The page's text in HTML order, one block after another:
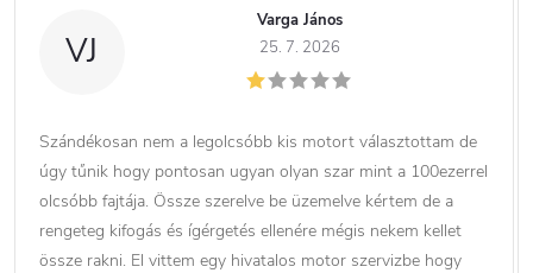
VJ
Varga János
25. 7. 2026
Szándékosan nem a legolcsóbb kis motort választottam de
úgy tűnik hogy pontosan ugyan olyan szar mint a 100ezerrel
olcsóbb fajtája. Össze szerelve be üzemelve kértem de a
rengeteg kifogás és ígérgetés ellenére mégis nekem kellet
össze rakni. El vittem egy hivatalos motor szervizbe hogy